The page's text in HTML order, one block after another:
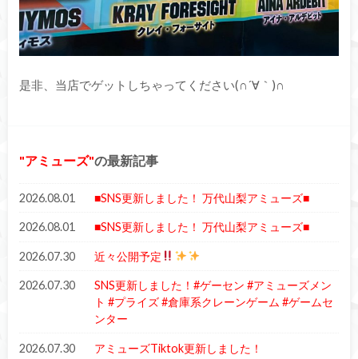
是非、当店でゲットしちゃってください(∩´∀｀)∩
アミューズ の最新記事
2026.08.01 ■SNS更新しました！ 万代山梨アミューズ■
2026.08.01 ■SNS更新しました！ 万代山梨アミューズ■
2026.07.30 近々公開予定
2026.07.30
SNS更新しました！#ゲーセン #アミューズメン
ト #プライズ #倉庫系クレーンゲーム #ゲームセ
ンター
2026.07.30 アミューズTiktok更新しました！